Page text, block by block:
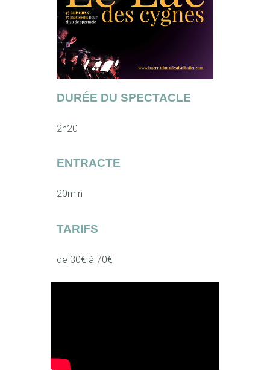
DURÉE DU SPECTACLE
2h20
ENTRACTE
20min
TARIFS
de 30€ à 70€